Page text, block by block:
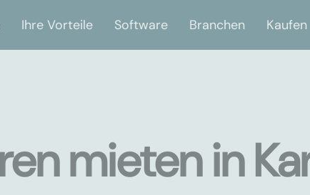
Ihre Vorteile Software Branchen Kaufen
mieten in